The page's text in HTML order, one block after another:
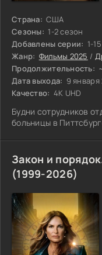
Страна: США
Сезоны: 1-2 сезон
Добавлены серии: 1-
Жанр: Фильмы 2025 /
Продолжительность:
Дата выхода: 9 января
Качество: 4K UHD
Будни сотрудников
больницы в
Закон и
(1999-2026)